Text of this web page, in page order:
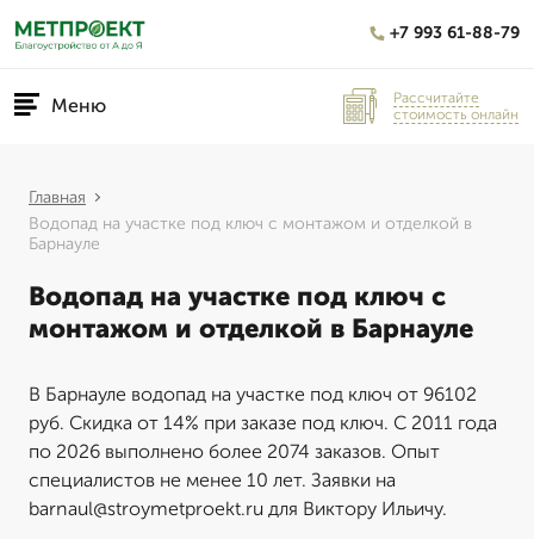
+7 993 61-88-79
Меню
Рассчитайте
стоимость онлайн
Главная
Водопад на участке под ключ с монтажом и отделкой в
Барнауле
Водопад на участке под ключ с
монтажом и отделкой в Барнауле
В Барнауле водопад на участке под ключ от 96102
руб. Скидка от 14% при заказе под ключ. С 2011 года
по 2026 выполнено более 2074 заказов. Опыт
специалистов не менее 10 лет. Заявки на
barnaul@stroymetproekt.ru для Виктору Ильичу.